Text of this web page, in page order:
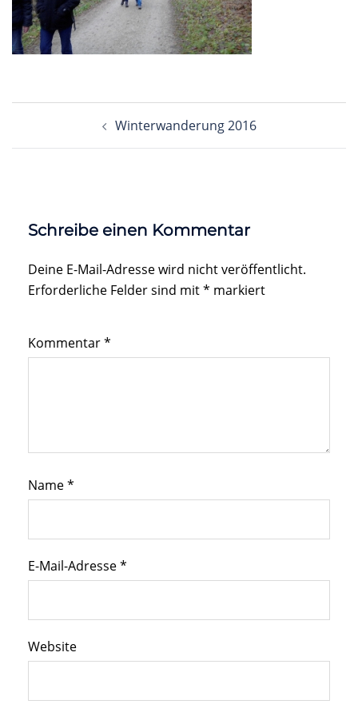
Winterwanderung 2016
Schreibe einen Kommentar
Deine E-Mail-Adresse wird nicht veröffentlicht.
Erforderliche Felder sind mit* markiert
Kommentar*
Name*
E-Mail-Adresse*
Website